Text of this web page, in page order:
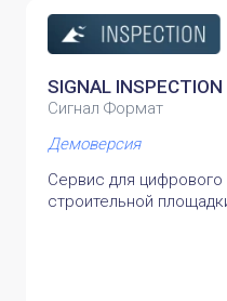
SIGNAL INSPECTION
Сигнал Формат
Демоверсия
Сервис для цифрового
строительной